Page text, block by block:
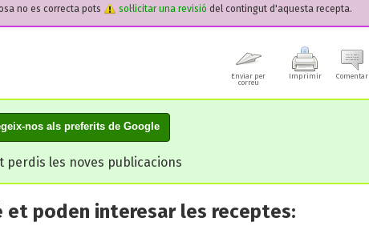
no es correcta pots
sol·licitar una revisió del contingut d'aquesta recepta.
Enviar per
correu
Imprimir Comentar
nos als preferits de Google
perdis les noves publicacions
et poden interesar les receptes: